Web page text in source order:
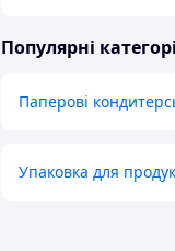
Популярні
Паперові
Упаковка для